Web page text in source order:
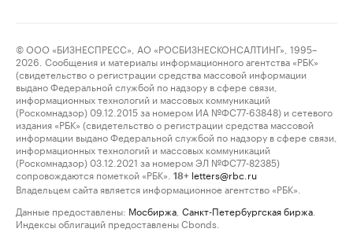
© ООО «БИЗНЕСПРЕСС», АО «РОСБИЗНЕСКОНСАЛТИНГ», 1995–
2026. Сообщения и материалы информационного агентства «РБК»
(свидетельство о регистрации средства массовой информации
выдано Федеральной службой по надзору в сфере связи,
информационных технологий и массовых коммуникаций
(Роскомнадзор) 09.12.2015 за номером ИА №ФС77-63848) и сетевого
издания «РБК» (свидетельство о регистрации средства массовой
информации выдано Федеральной службой по надзору в сфере связи,
информационных технологий и массовых коммуникаций
(Роскомнадзор) 03.12.2021 за номером ЭЛ №ФС77-82385)
сопровождаются пометкой «РБК».
18+ letters@rbc.ru
Владельцем сайта является информационное агентство «РБК».
Данные предоставлены: Мосбиржа Санкт-Петербургская биржа
Индексы облигаций предоставлены Cbonds.